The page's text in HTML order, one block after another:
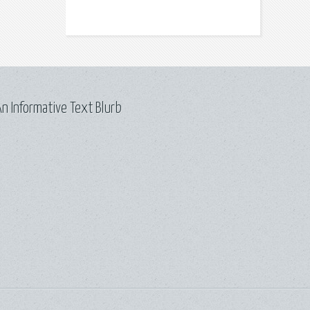
Informative Text Blurb